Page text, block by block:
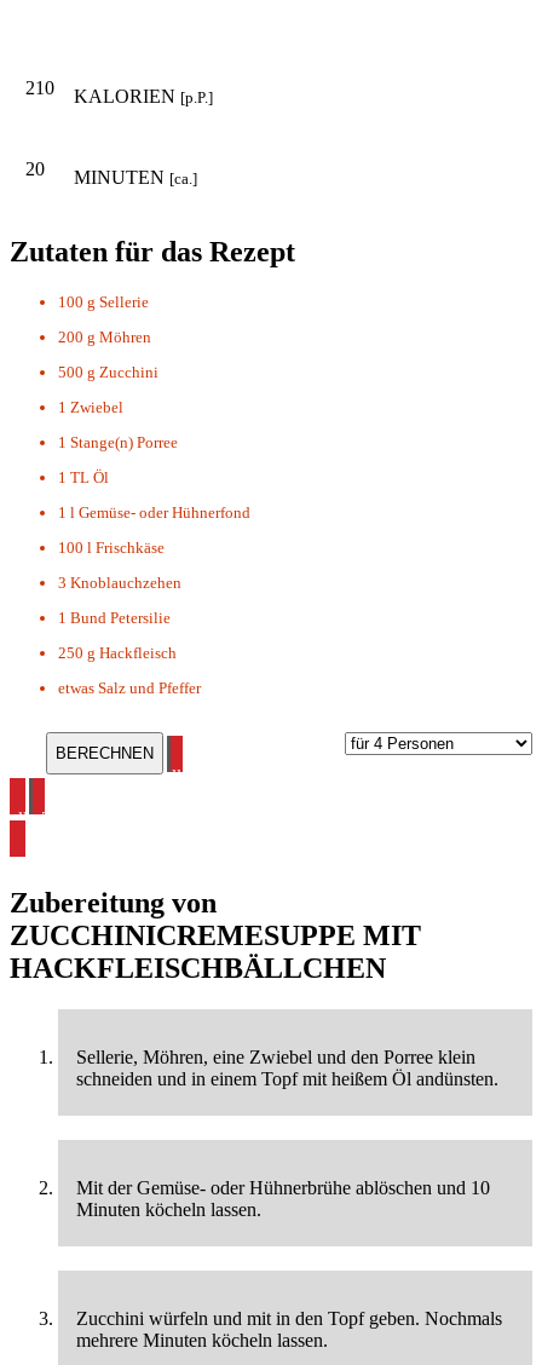
210 KALORIEN [p.P.]
20 MINUTEN [ca.]
Zutaten für das Rezept
100 g Sellerie
200 g Möhren
500 g Zucchini
1 Zwiebel
1 Stange(n) Porree
1 TL Öl
1 l Gemüse- oder Hühnerfond
100 l Frischkäse
3 Knoblauchzehen
1 Bund Petersilie
250 g Hackfleisch
etwas Salz und Pfeffer
alle Rezepte ohne Kohlenhydrate ansehen
alle Zucchini Rezepte ansehen
Zubereitung von
ZUCCHINICREMESUPPE MIT
HACKFLEISCHBÄLLCHEN
Sellerie, Möhren, eine Zwiebel und den Porree klein
schneiden und in einem Topf mit heißem Öl andünsten.
Mit der Gemüse- oder Hühnerbrühe ablöschen und 10
Minuten köcheln lassen.
Zucchini würfeln und mit in den Topf geben. Nochmals
mehrere Minuten köcheln lassen.